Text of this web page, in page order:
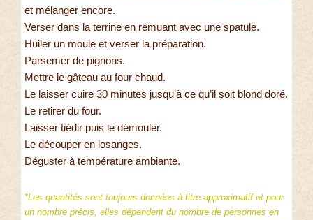
et mélanger encore.
Verser dans la terrine en remuant avec une spatule.
Huiler un moule et verser la préparation.
Parsemer de pignons.
Mettre le gâteau au four chaud.
Le laisser cuire 30 minutes jusqu’à ce qu’il soit blond doré.
Le retirer du four.
Laisser tiédir puis le démouler.
Le découper en losanges.
Déguster à température ambiante.
*Les quantités sont toujours données à titre approximatif et pour
un nombre précis, elles dépendent du nombre de personnes en